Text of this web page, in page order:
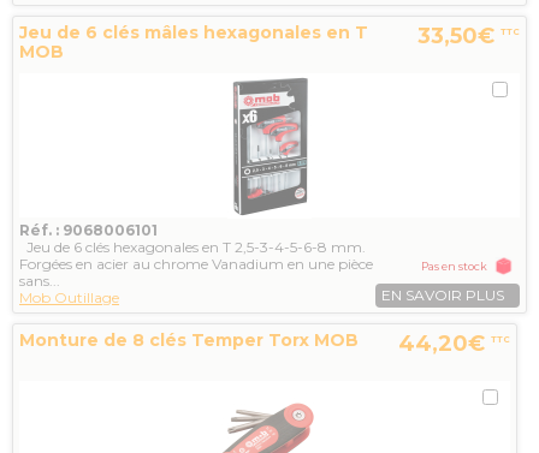
Jeu de 6 clés mâles hexagonales en T
MOB
33,50€ TTC
Réf. : 9068006101
Jeu de 6 clés hexagonales en T 2,5-3-4-5-6-8 mm.
Forgées en acier au chrome Vanadium en une pièce
sans...
Mob Outillage
Pas en stock
EN SAVOIR PLUS
Monture de 8 clés Temper Torx MOB 44,20€ TTC